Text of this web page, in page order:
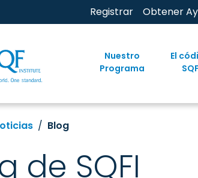
Registrar Obtener
Nuestro
Programa
El
SQF
Blog
de SQFI